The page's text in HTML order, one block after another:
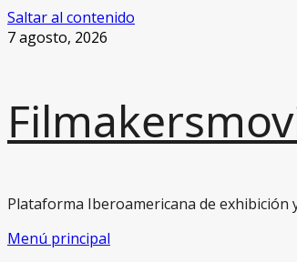
Saltar al contenido
7 agosto, 2026
Plataforma Iberoamericana de
Menú principal